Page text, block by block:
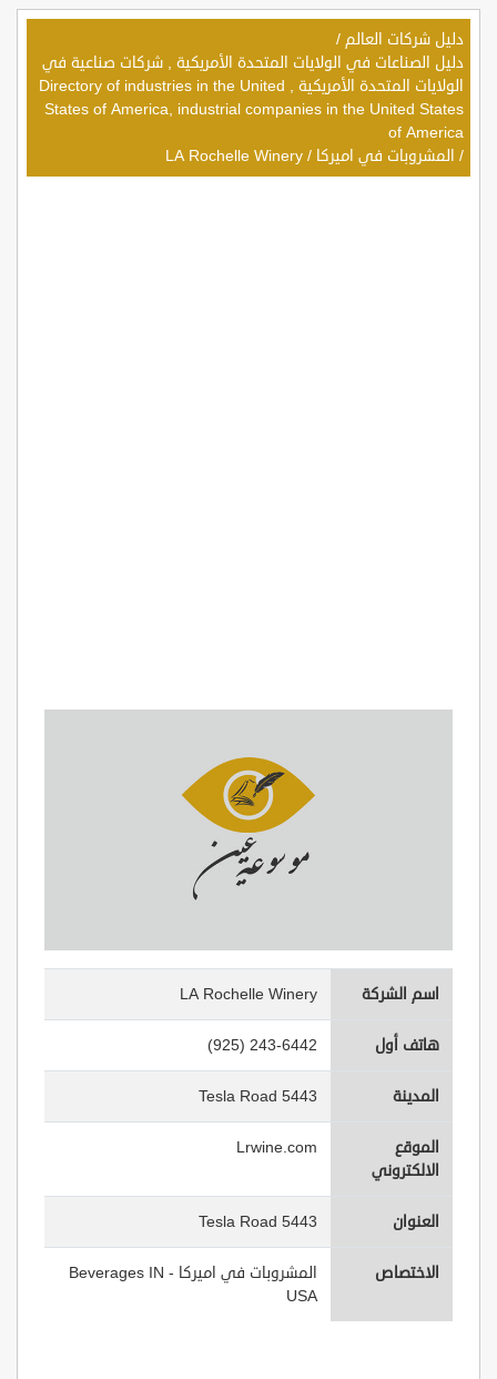
دليل شركات العالم /
دليل الصناعات في الولايات المتحدة الأمريكية , شركات صناعية في
الولايات المتحدة الأمريكية , Directory of industries in the United
States of America, industrial companies in the United States
of America
/ المشروبات في اميركا /
LA Rochelle Winery
اسم الشركة LA Rochelle Winery
هاتف أول (925) 243-6442
المدينة 5443 Tesla Road
الموقع
الالكتروني
Lrwine.com
العنوان 5443 Tesla Road
الاختصاص
المشروبات في اميركا - Beverages IN
USA